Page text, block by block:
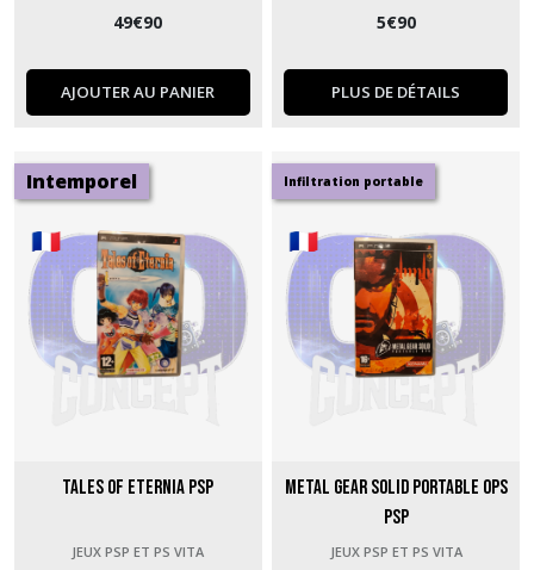
49€90
AJOUTER AU PANIER
5€90
PLUS DE DÉTAILS
Intemporel
Tales of Eternia PSP
JEUX PSP ET PS VITA
Infiltration portable
Metal Gear Solid Portable Ops
PSP
JEUX PSP ET PS VITA